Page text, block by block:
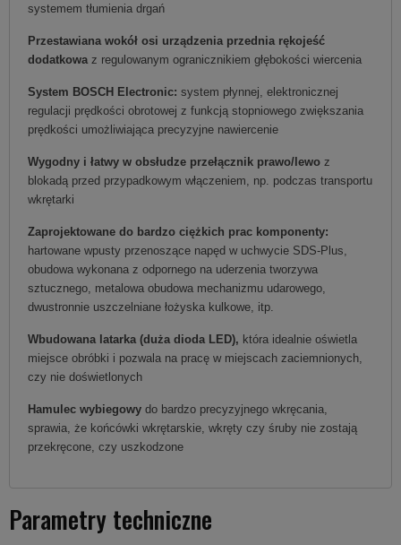
systemem tłumienia drgań
Przestawiana wokół osi urządzenia przednia rękojeść
dodatkowa z regulowanym ogranicznikiem głębokości wiercenia
System BOSCH Electronic: system płynnej, elektronicznej
regulacji prędkości obrotowej z funkcją stopniowego zwiększania
prędkości umożliwiająca precyzyjne nawiercenie
Wygodny i łatwy w obsłudze przełącznik prawo/lewo z
blokadą przed przypadkowym włączeniem, np. podczas transportu
wkrętarki
Zaprojektowane do bardzo ciężkich prac komponenty:
hartowane wpusty przenoszące napęd w uchwycie SDS-Plus,
obudowa wykonana z odpornego na uderzenia tworzywa
sztucznego, metalowa obudowa mechanizmu udarowego,
dwustronnie uszczelniane łożyska kulkowe, itp.
Wbudowana latarka (duża dioda LED), która idealnie oświetla
miejsce obróbki i pozwala na pracę w miejscach zaciemnionych,
czy nie doświetlonych
Hamulec wybiegowy do bardzo precyzyjnego wkręcania,
sprawia, że końcówki wkrętarskie, wkręty czy śruby nie zostają
przekręcone, czy uszkodzone
Parametry techniczne